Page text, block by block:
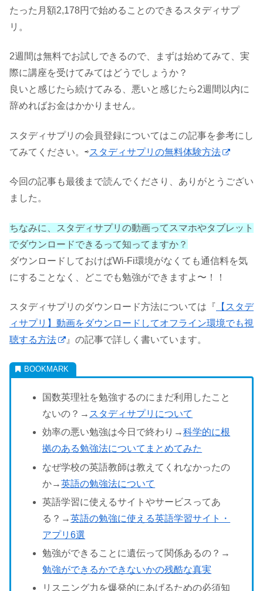
たった月額2,178円で始めることのできるスタディサプ
リ。
2週間は無料でお試しできるので、まずは始めてみて、実
際に講座を受けてみてはどうでしょうか？
良いと感じたら続けてみる、悪いと感じたら2週間以内に
辞めればお金はかかりません。
スタディサプリの会員登録についてはこの記事を参考にし
てみてください。⇨スタディサプリの無料体験方法
今回の記事も最後まで読んでくださり、ありがとうござい
ました。
ちなみに、スタディサプリの動画ってスマホやタブレット
でダウンロードできるって知ってますか？
ダウンロードしておけばWi-Fi環境がなくても通信料を気
にすることなく、どこでも勉強ができますよ〜！！
スタディサプリのダウンロード方法については『 【スタデ
ィサプリ】動画をダウンロードしてオフライン環境でも視
聴する方法
』の記事で詳しく書いています。
国数英理社を勉強するのにまだ利用したこと
ないの？→ スタディサプリについて
効率の悪い勉強は今日で終わり→科学的に根
拠のある勉強法についてまとめてみた
なぜ学校の英語教師は教えてくれなかったの
か→英語の勉強法について
英語学習に使えるサイトやサービスってあ
る？→英語の勉強に使える英語学習サイト・
アプリ6選
勉強ができることに遺伝って関係あるの？→
勉強ができるかできないかの残酷な真実
リスニング力を爆発的にあげるための必須知